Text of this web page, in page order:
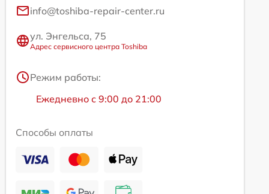
info@toshiba-repair-center.ru
ул. Энгельса, 75
Адрес сервисного центра Toshiba
Режим работы:
Ежедневно с 9:00 до 21:00
Способы оплаты